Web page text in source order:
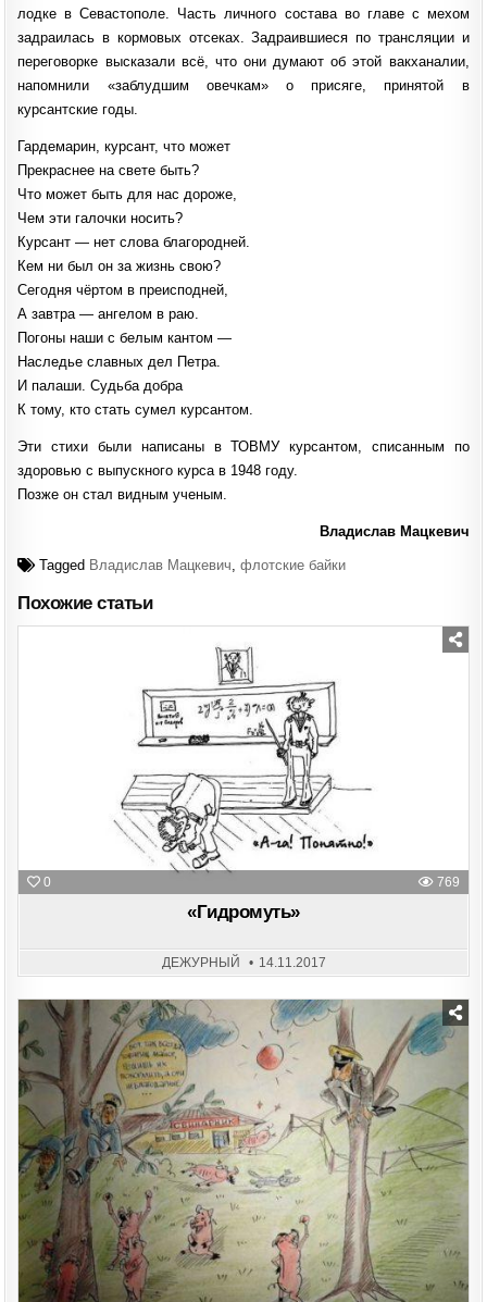
лодке в Севастополе. Часть личного состава во главе с мехом
задраилась в кормовых отсеках. Задраившиеся по трансляции и
переговорке высказали всё, что они думают об этой вакханалии,
напомнили «заблудшим овечкам» о присяге, принятой в
курсантские годы.
Гардемарин, курсант, что может
Прекраснее на свете быть?
Что может быть для нас дороже,
Чем эти галочки носить?
Курсант — нет слова благородней.
Кем ни был он за жизнь свою?
Сегодня чёртом в преисподней,
А завтра — ангелом в раю.
Погоны наши с белым кантом —
Наследье славных дел Петра.
И палаши. Судьба добра
К тому, кто стать сумел курсантом.
Эти стихи были написаны в ТОВМУ курсантом, списанным по
здоровью с выпускного курса в 1948 году.
Позже он стал видным ученым.
Владислав Мацкевич
Tagged Владислав Мацкевич,флотские байки
Похожие статьи
0 769
in
«Гидромуть»
ДЕЖУРНЫЙ 14.11.2017
Posted
in